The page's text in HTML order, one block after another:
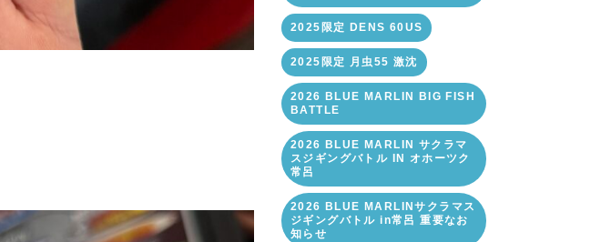
2025限定 DENS 60US
2025限定 月虫55 激沈
2026 BLUE MARLIN BIG FISH
BATTLE
2026 BLUE MARLIN サクラマ
スジギングバトル IN オホーツク
常呂
2026 BLUE MARLINサクラマス
ジギングバトル in常呂 重要なお
知らせ